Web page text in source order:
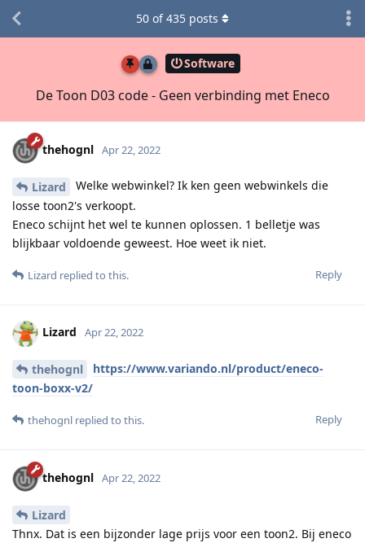
Software
De Toon D03 code - Geen verbinding met Eneco
50 of435 posts
thehognl Apr 22, 2022
Lizard
Welke webwinkel? Ik ken geen webwinkels die
losse toon2's verkoopt.
Eneco schijnt het wel te kunnen oplossen. 1 belletje was
blijkbaar voldoende geweest. Hoe weet ik niet.
Reply
Lizard replied to this.
Lizard Apr 22, 2022
thehognl
https://www.variando.nl/product/eneco-
toon-boxx-v2/
Reply
thehognl replied to this.
thehognl Apr 22, 2022
Lizard
Thnx. Dat is een bijzonder lage prijs voor een toon2. Bij eneco